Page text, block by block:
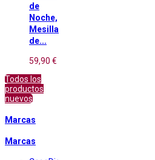
de
Noche,
Mesilla
de...
59,90 €
Todos los
productos
nuevos
Marcas
Marcas